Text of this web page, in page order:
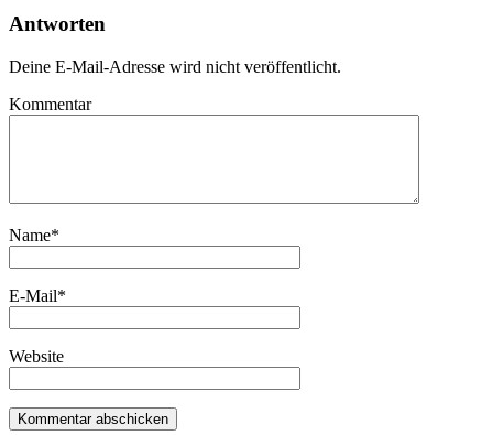
Antworten
Deine E-Mail-Adresse wird nicht veröffentlicht.
Kommentar
Name*
E-Mail*
Website